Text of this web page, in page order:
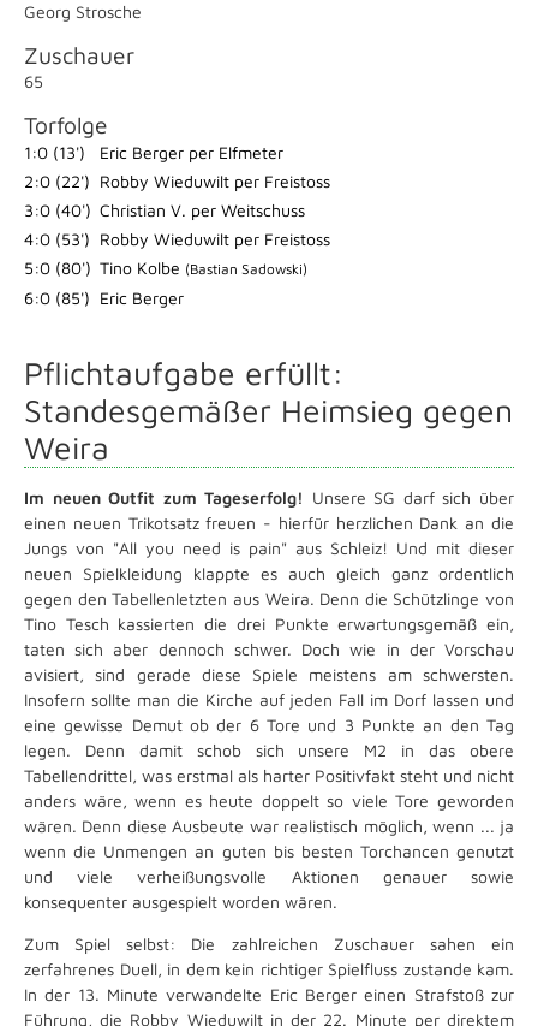
Georg Strosche
Zuschauer
65
Torfolge
1:0 (13')
Eric Berger per Elfmeter
2:0 (22') Robby Wieduwilt per Freistoss
3:0 (40') Christian V. per Weitschuss
4:0 (53') Robby Wieduwilt per Freistoss
5:0 (80') Tino Kolbe (Bastian Sadowski)
6:0 (85') Eric Berger
Pflichtaufgabe erfüllt:
Standesgemäßer Heimsieg gegen
Weira
Im neuen Outfit zum Tageserfolg! Unsere SG darf sich über
einen neuen Trikotsatz freuen - hierfür herzlichen Dank an die
Jungs von "All you need is pain" aus Schleiz! Und mit dieser
neuen Spielkleidung klappte es auch gleich ganz ordentlich
gegen den Tabellenletzten aus Weira. Denn die Schützlinge von
Tino Tesch kassierten die drei Punkte erwartungsgemäß ein,
taten sich aber dennoch schwer. Doch wie in der Vorschau
avisiert, sind gerade diese Spiele meistens am schwersten.
Insofern sollte man die Kirche auf jeden Fall im Dorf lassen und
eine gewisse Demut ob der 6 Tore und 3 Punkte an den Tag
legen. Denn damit schob sich unsere M2 in das obere
Tabellendrittel, was erstmal als harter Positivfakt steht und nicht
anders wäre, wenn es heute doppelt so viele Tore geworden
wären. Denn diese Ausbeute war realistisch möglich, wenn ... ja
wenn die Unmengen an guten bis besten Torchancen genutzt
und viele verheißungsvolle Aktionen genauer sowie
konsequenter ausgespielt worden wären.
Zum Spiel selbst: Die zahlreichen Zuschauer sahen ein
zerfahrenes Duell, in dem kein richtiger Spielfluss zustande kam.
In der 13. Minute verwandelte Eric Berger einen Strafstoß zur
Führung, die Robby Wieduwilt in der 22. Minute per direktem